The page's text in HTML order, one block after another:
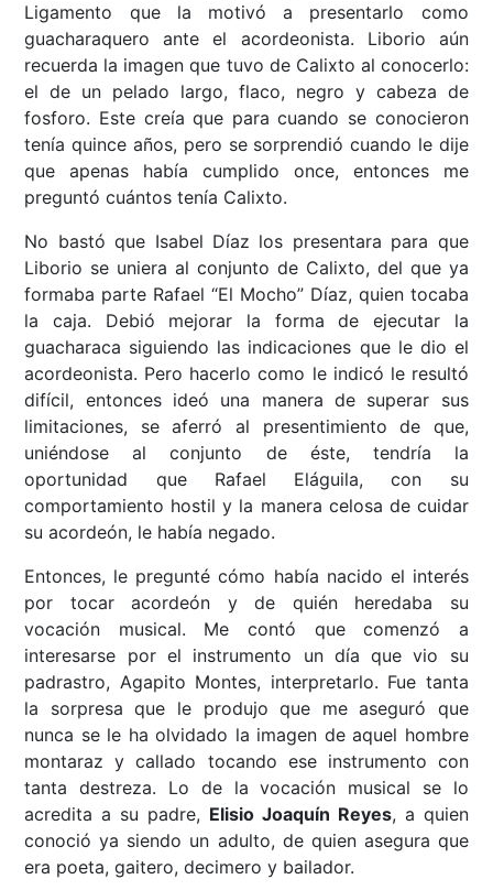
Ligamento que la motivó a presentarlo como
guacharaquero ante el acordeonista. Liborio aún
recuerda la imagen que tuvo de Calixto al conocerlo:
el de un pelado largo, flaco, negro y cabeza de
fosforo. Este creía que para cuando se conocieron
tenía quince años, pero se sorprendió cuando le dije
que apenas había cumplido once, entonces me
preguntó cuántos tenía Calixto.
No bastó que Isabel Díaz los presentara para que
Liborio se uniera al conjunto de Calixto, del que ya
formaba parte Rafael “El Mocho” Díaz, quien tocaba
la caja. Debió mejorar la forma de ejecutar la
guacharaca siguiendo las indicaciones que le dio el
acordeonista. Pero hacerlo como le indicó le resultó
difícil, entonces ideó una manera de superar sus
limitaciones, se aferró al presentimiento de que,
uniéndose al conjunto de éste, tendría la
oportunidad que Rafael Eláguila, con su
comportamiento hostil y la manera celosa de cuidar
su acordeón, le había negado.
Entonces, le pregunté cómo había nacido el interés
por tocar acordeón y de quién heredaba su
vocación musical. Me contó que comenzó a
interesarse por el instrumento un día que vio su
padrastro, Agapito Montes, interpretarlo. Fue tanta
la sorpresa que le produjo que me aseguró que
nunca se le ha olvidado la imagen de aquel hombre
montaraz y callado tocando ese instrumento con
tanta destreza. Lo de la vocación musical se lo
acredita a su padre, Elisio Joaquín Reyes, a quien
conoció ya siendo un adulto, de quien asegura que
era poeta, gaitero, decimero y bailador.